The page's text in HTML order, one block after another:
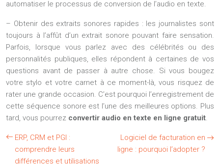
automatiser le processus de conversion de l’audio en texte.
– Obtenir des extraits sonores rapides : les journalistes sont
toujours à l’affût d’un extrait sonore pouvant faire sensation.
Parfois, lorsque vous parlez avec des célébrités ou des
personnalités publiques, elles répondent à certaines de vos
questions avant de passer à autre chose. Si vous bougez
votre stylo et votre carnet à ce moment-là, vous risquez de
rater une grande occasion. C’est pourquoi l’enregistrement de
cette séquence sonore est l’une des meilleures options. Plus
tard, vous pourrez convertir audio en texte en ligne gratuit
ERP, CRM et PGI :
comprendre leurs
différences et utilisations
Logiciel de facturation en
ligne : pourquoi l’adopter ?